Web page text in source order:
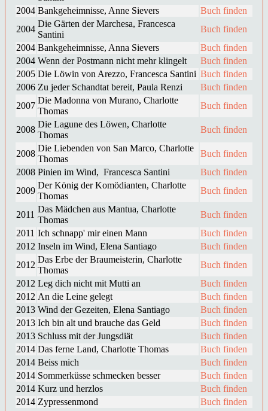
2004 Bankgeheimnisse, Anne Sievers
Buch finden
2004
Die Gärten der Marchesa, Francesca
Santini
Buch finden
2004 Bankgeheimnisse, Anna Sievers
Buch finden
2004 Wenn der Postmann nicht mehr klingelt
Buch finden
2005 Die Löwin von Arezzo, Francesca Santini Buch finden
2006 Zu jeder Schandtat bereit, Paula Renzi
Buch finden
2007
Die Madonna von Murano, Charlotte
Thomas
Buch finden
2008
Die Lagune des Löwen, Charlotte
Thomas
Buch finden
2008
Die Liebenden von San Marco, Charlotte
Thomas
Buch finden
2008 Pinien im Wind, Francesca Santini
Buch finden
2009
Der König der Komödianten, Charlotte
Thomas
Buch finden
2011
Das Mädchen aus Mantua, Charlotte
Thomas
Buch finden
2011 Ich schnapp' mir einen Mann
Buch finden
2012 Inseln im Wind, Elena Santiago
Buch finden
2012
Das Erbe der Braumeisterin, Charlotte
Thomas
Buch finden
2012 Leg dich nicht mit Mutti an
Buch finden
2012 An die Leine gelegt
Buch finden
2013 Wind der Gezeiten, Elena Santiago
Buch finden
2013 Ich bin alt und brauche das Geld
Buch finden
2013 Schluss mit der Jungsdiät
Buch finden
2014 Das ferne Land, Charlotte Thomas
Buch finden
2014 Beiss mich
Buch finden
2014 Sommerküsse schmecken besser
Buch finden
2014 Kurz und herzlos
Buch finden
2014 Zypressenmond
Buch finden